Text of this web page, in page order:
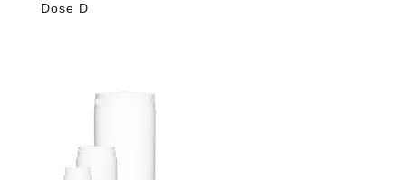
Dose D